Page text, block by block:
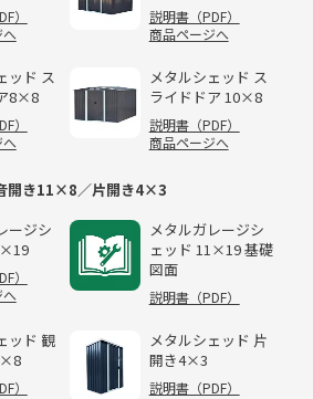
）
へ
説明書（PDF）
商品ページへ
ッド ス
8×8
）
へ
メタルシェッド ス
ライドドア 10×8
説明書（PDF）
商品ページへ
開き11×8／片開き4×3
ージシ
）
へ
メタルガレージシ
ェッド 11×19 基礎
図面
説明書（PDF）
ッド 観
）
メタルシェッド 片
開き4×3
説明書（PDF）